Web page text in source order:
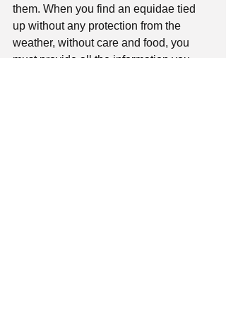
them. When you find an equidae tied
up without any protection from the
weather, without care and food, you
must provide all the information you